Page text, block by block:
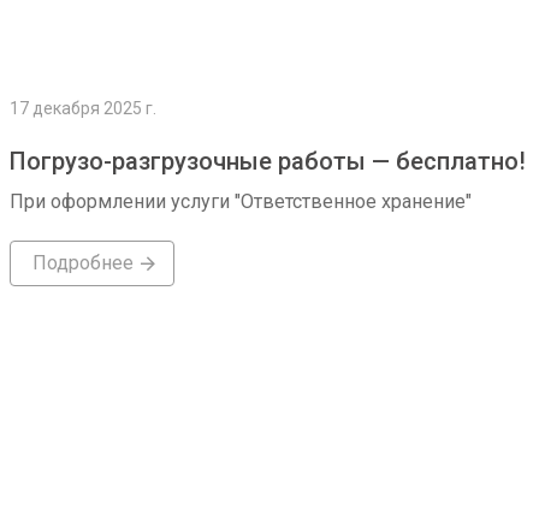
17 декабря 2025 г.
Погрузо-разгрузочные работы — бесплатно!
При оформлении услуги "Ответственное хранение"
Подробнее